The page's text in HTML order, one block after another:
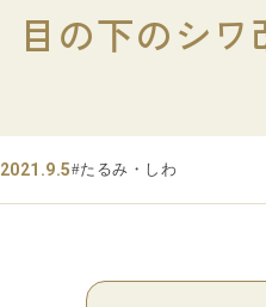
目の下のシ
2021.9.5#たるみ・しわ